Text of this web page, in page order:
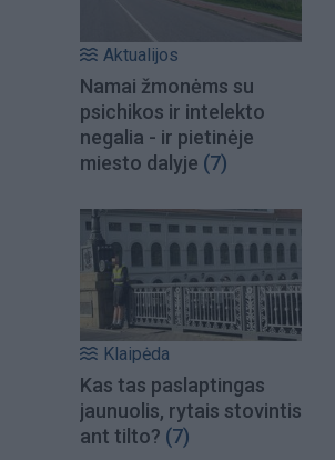
Aktualijos
Namai žmonėms su
psichikos ir intelekto
negalia - ir pietinėje
miesto dalyje (7)
Klaipėda
Kas tas paslaptingas
jaunuolis, rytais stovintis
ant tilto? (7)